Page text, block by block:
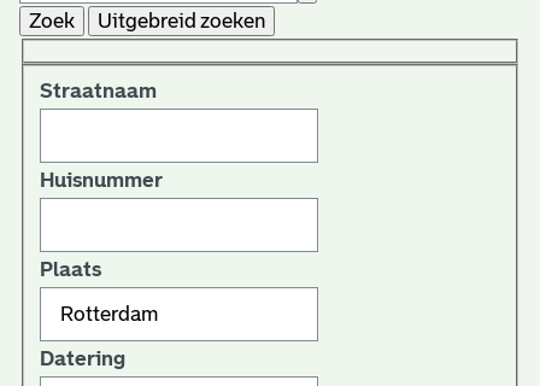
Zoek
Uitgebreid zoeken
Straatnaam
Huisnummer
Plaats
Datering